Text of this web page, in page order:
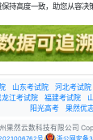
持高度一致，助您从容决
山东考试院 河北考试院
龙江考试院 福建考试院
阳光高考
果然优
果然云数科技有限公司